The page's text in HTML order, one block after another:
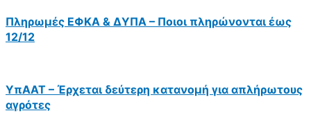
Πληρωμές ΕΦΚΑ & ΔΥΠΑ – Ποιοι πληρώνονται έως
12/12
ΥπΑΑΤ – Έρχεται δεύτερη κατανομή για απλήρωτους
αγρότες